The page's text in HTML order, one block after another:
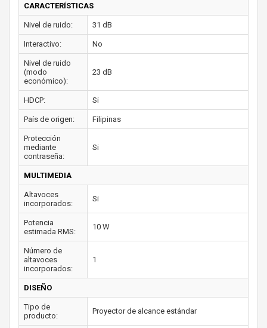
CARACTERÍSTICAS
Nivel de ruido: 31 dB
Interactivo: No
Nivel de ruido
(modo
económico):
23 dB
HDCP: Si
País de origen: Filipinas
Protección
mediante
contraseña:
Si
MULTIMEDIA
Altavoces
incorporados:
Si
Potencia
estimada RMS:
10 W
Número de
altavoces
incorporados:
1
DISEÑO
Tipo de
producto:
Proyector de alcance estándar